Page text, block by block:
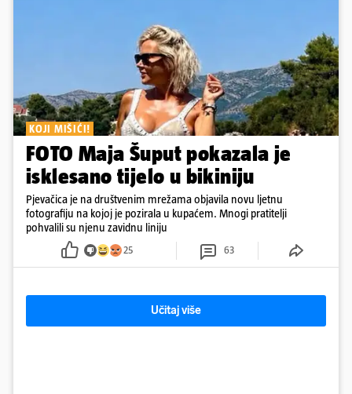
KOJI MIŠIĆI!
FOTO Maja Šuput pokazala je
isklesano tijelo u bikiniju
Pjevačica je na društvenim mrežama objavila novu ljetnu
fotografiju na kojoj je pozirala u kupaćem. Mnogi pratitelji
pohvalili su njenu zavidnu liniju
25 63
Učitaj više